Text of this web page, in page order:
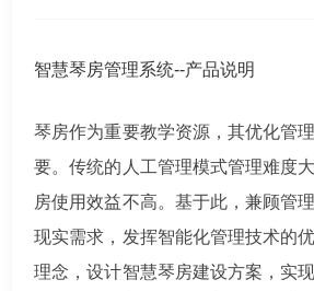
智慧琴房管理系统--产品说明
琴房作为重要教学资源，其优化管
要。传统的人工管理模式管理难度
房使用效益不高。基于此，兼顾管
现实需求，发挥智能化管理技术的
理念，设计智慧琴房建设方案，实